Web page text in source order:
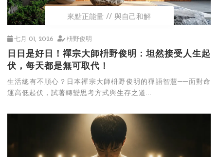
來點正能量 與自己和解
七月 01, 2026 枡野俊明
日日是好日！禪宗大師枡野俊明：坦然接受人生起
伏，每天都是無可取代！
生活總有不順心？日本禪宗大師枡野俊明的禪語智慧──面對命
運高低起伏，試著轉變思考方式與生存之道...